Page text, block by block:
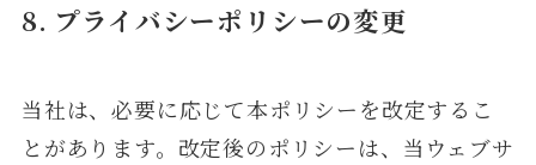
8. プライバシーポリシーの変更
当社は、必要に応じて本ポリシーを改定するこ
とがあります。改定後のポリシーは、当ウェブサ